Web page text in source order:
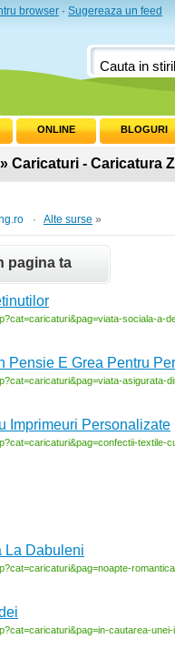
browser · Sugereaza un feed
ONLINE BLOGURI
» Caricaturi - Caricatura
· Alte surse »
pagina ta
sociala-a-
Pensie E Grea Pentru
asigurata-
Imprimeuri Personalizate
textile-
La Dabuleni
cautarea-unei-